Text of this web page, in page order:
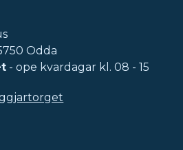
Odda
- ope kvardagar kl. 08 - 15